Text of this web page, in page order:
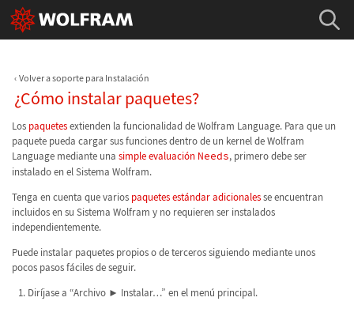
Volver a soporte para Instalación
¿Cómo instalar paquetes?
Los paquetesextienden la funcionalidad de Wolfram Language. Para que un
paquete pueda cargar sus funciones dentro de un kernel de Wolfram
Language mediante una simple evaluación Needs, primero debe ser
instalado en el Sistema Wolfram.
Tenga en cuenta que varios paquetes estándar adicionalesse encuentran
incluidos en su Sistema Wolfram y no requieren ser instalados
independientemente.
Puede instalar paquetes propios o de terceros siguiendo mediante unos
pocos pasos fáciles de seguir.
Diríjase a “Archivo ► Instalar…” en el menú principal.